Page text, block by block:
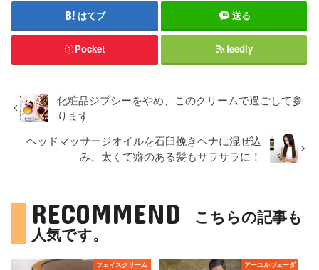
はてブ 送る
Pocket feedly
化粧品ジプシーをやめ、このクリームで過ごして参
ります
ヘッドマッサージオイルを石臼挽きヘナに混ぜ込
み、太くて癖のある髪もサラサラに！
RECOMMEND
こちらの記事も
人気です。
フェイスクリーム アーユルヴェーダ